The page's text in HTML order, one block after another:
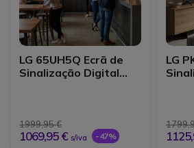
LG 65UH5Q Ecrã de
Sinalização Digital
1999,95 €
1069,95 € s/iva -47%
LG